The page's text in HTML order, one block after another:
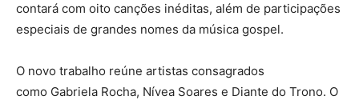
contará com oito canções inéditas, além de participações
especiais de grandes nomes da música gospel.
O novo trabalho reúne artistas consagrados
como Gabriela Rocha, Nívea Soares e Diante do Trono. O